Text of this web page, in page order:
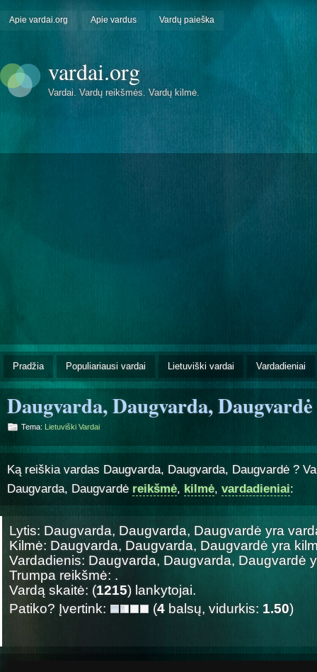
Apie vardai.org Apie vardus Vardų paieška
vardai.org
Vardai. Vardų reikšmės. Vardų kilmė.
Pradžia Populiariausi vardai Lietuviški vardai Vardadieniai
Daugvarda, Daugvarda, Daugvardė
Tema: Lietuviški Vardai
Ką reiškia vardas Daugvarda, Daugvarda, Daugvardė ?
Daugvarda, Daugvardė reikšmė, kilmė, vardadieniai:
Lytis: Daugvarda, Daugvarda, Daugvardė yra
Kilmė: Daugvarda, Daugvarda, Daugvardė yra
Vardadienis: Daugvarda, Daugvarda, Daugvardė
Trumpa reikšmė: .
Vardą skaitė: (1215) lankytojai.
Patiko? Įvertink:
(4 balsų, vidurkis: 1.50)